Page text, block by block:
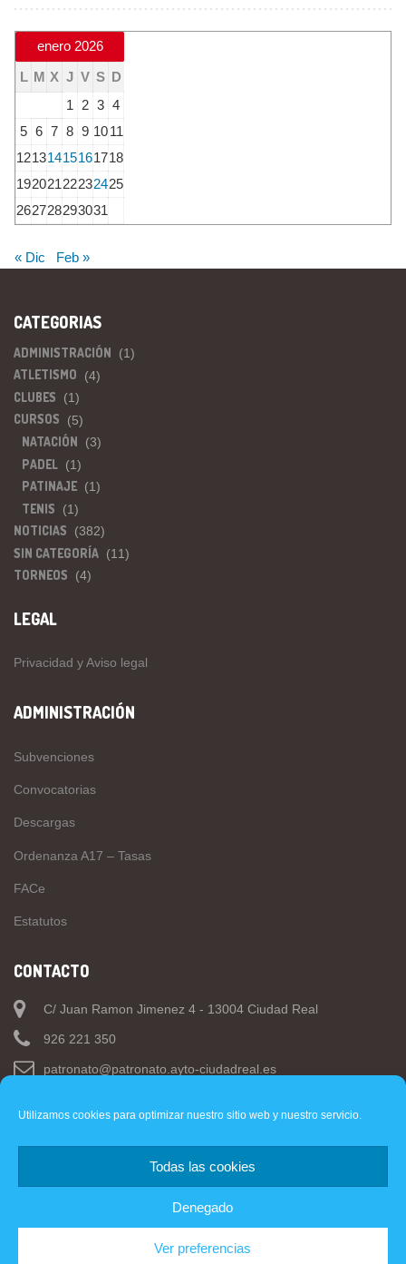
Utilizamos cookies para optimizar nuestro sitio web y nuestro servicio.
Todas las cookies
Denegado
Ver preferencias
enero 2026
L M X J V S D
1
2 3 4
5 6 7 8 9 1011
12131415161718
19202122232425
262728293031
« Dic Feb »
CATEGORIAS
ADMINISTRACIÓN (1)
ATLETISMO (4)
CLUBES (1)
CURSOS (5)
NATACIÓN (3)
PADEL (1)
PATINAJE (1)
TENIS (1)
NOTICIAS (382)
SIN CATEGORÍA (11)
TORNEOS (4)
LEGAL
Privacidad y Aviso legal
ADMINISTRACIÓN
Subvenciones
Convocatorias
Descargas
Ordenanza A17 – Tasas
FACe
Estatutos
CONTACTO
C/ Juan Ramon Jimenez 4 - 13004 Ciudad Real
926 221 350
patronato@patronato.ayto-ciudadreal.es
reservados